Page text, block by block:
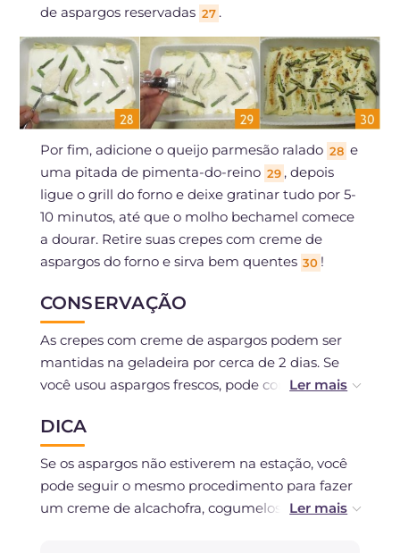
de aspargos reservadas 27 .
Por fim, adicione o queijo parmesão ralado 28 e
uma pitada de pimenta-do-reino 29 , depois
ligue o grill do forno e deixe gratinar tudo por 5-
10 minutos, até que o molho bechamel comece
a dourar. Retire suas crepes com creme de
aspargos do forno e sirva bem quentes 30 !
CONSERVAÇÃO
As crepes com creme de aspargos podem ser
mantidas na geladeira por cerca de 2 dias. Se
você usou aspargos frescos, pode congelar as
cozinhá-las uma vez descongeladas. Você pode
conservar a massa das crepes por no máximo 12
horas na geladeira coberta com filme plástico.
DICA
Se os aspargos não estiverem na estação, você
pode seguir o mesmo procedimento para fazer
um creme de alcachofra, cogumelos ou